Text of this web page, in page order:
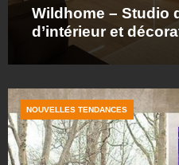
Wildhome – Studio
d’intérieur et
NOUVELLES TENDANCES